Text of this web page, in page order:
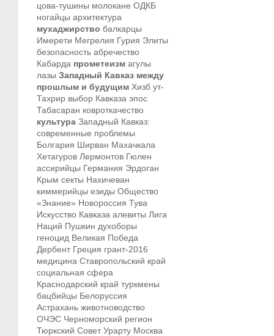
цова-тушины молокане ОДКБ
ногайцы архитектура
мухаджирство балкарцы
Имерети Мегрелия Гурия Элиты
безопасность абречество
Кабарда прометеизм агулы
лазы Западный Кавказ между
прошлым и будущим Хизб ут-
Тахрир выбор Кавказа эпос
Табасаран ковроткачество
культура Западный Кавказ:
современные проблемы
Болгария Ширван Махачкала
Хетагуров Лермонтов Гюлен
ассирийцы Германия Эрдоган
Крым секты Нахичеван
киммерийцы езиды Общество
«Знание» Новороссия Тува
Искусство Кавказа алевиты Лига
Наций Пушкин духоборы
геноцид Великая Победа
Дербент Греция грант-2016
медицина Ставропольский край
социальная сфера
Краснодарский край туркмены
бацбийцы Белоруссия
Астрахань животноводство
ОЧЭС Черноморский регион
Тюркский Совет Урарту Москва